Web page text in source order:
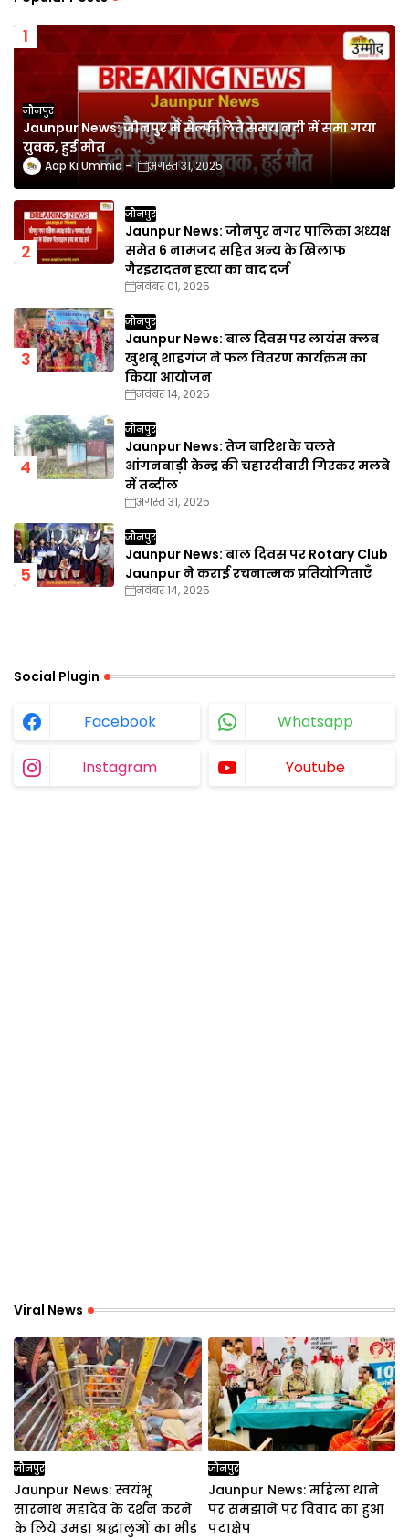
जौनपुर
Jaunpur News: जौनपुर में सेल्फी लेते समय नदी में समा गया
युवक, हुई मौत
Aap Ki Ummid अगस्त 31, 2025
जौनपुर
Jaunpur News: जौनपुर नगर पालिका अध्यक्ष
समेत 6 नामजद सहित अन्य के खिलाफ
गैरइरादतन हत्या का वाद दर्ज
नवंबर 01, 2025
जौनपुर
Jaunpur News: बाल दिवस पर लायंस क्लब
खुशबू शाहगंज ने फल वितरण कार्यक्रम का
किया आयोजन
नवंबर 14, 2025
जौनपुर
Jaunpur News: तेज बारिश के चलते
आंगनबाड़ी केन्द्र की चहारदीवारी गिरकर मलबे
में तब्दील
अगस्त 31, 2025
जौनपुर
Jaunpur News: बाल दिवस पर Rotary Club
Jaunpur ने कराई रचनात्मक प्रतियोगिताएँ
नवंबर 14, 2025
Social Plugin
Facebook Whatsapp
Instagram Youtube
Viral News
जौनपुर
Jaunpur News: स्वयंभू
सारनाथ महादेव के दर्शन करने
के लिये उमड़ा श्रद्धालुओं का भीड़
जौनपुर
Jaunpur News: महिला थाने
पर समझाने पर विवाद का हुआ
पटाक्षेप